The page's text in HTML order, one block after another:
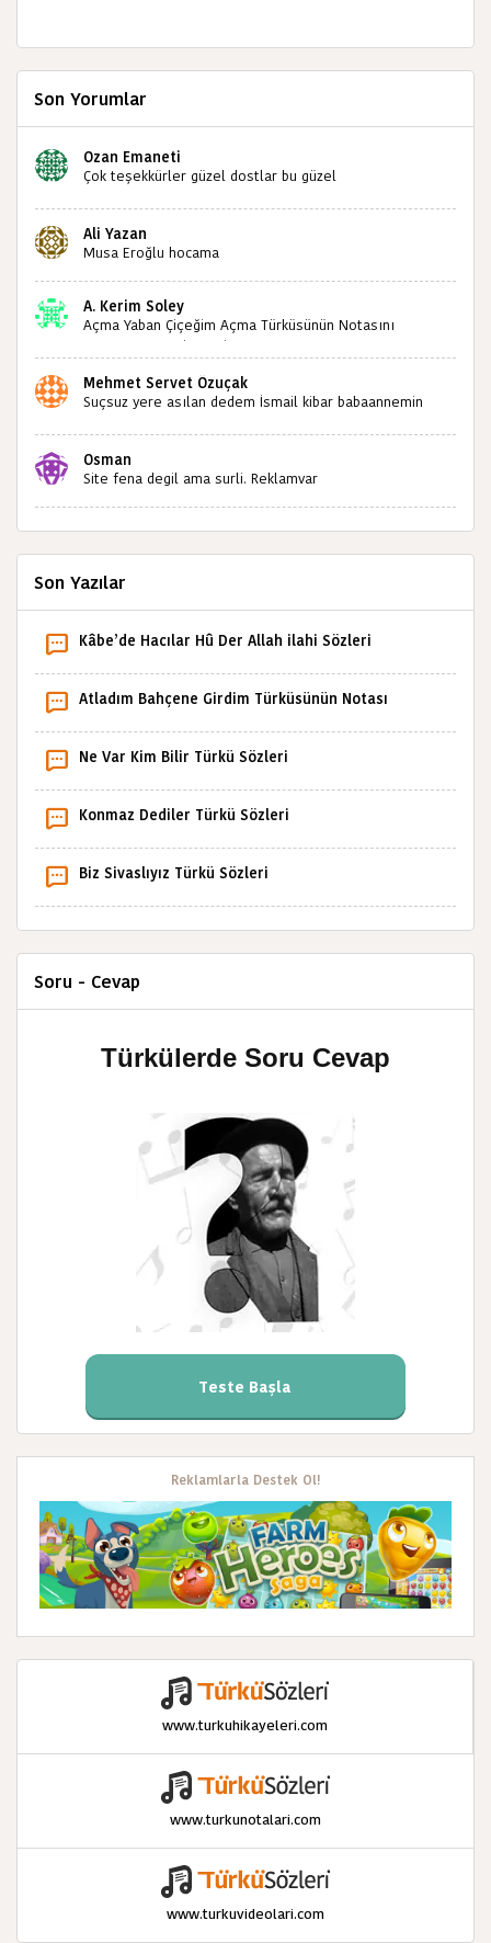
Son Yorumlar
Ozan Emaneti
Çok teşekkürler güzel dostlar bu güzel
sizlerin sayesinde türkülerimiz ölmeyecektir tekrar
teşekkürler saygılarımla
Ali Yazan
Musa Eroğlu hocama
A. Kerim Soley
Açma Yaban Çiçeğim Açma Türküsünün Notasını
Bulabilir miyiz ?İlginiz İçin Şimdiden Teşekkürler.
Mehmet Servet Özuçak
Suçsuz yere asılan dedem İsmail kibar babaannemin
Osman
Site fena degil ama surli. Reklamvar
Son Yazılar
Kâbe’de Hacılar Hû Der Allah ilahi Sözleri
Atladım Bahçene Girdim Türküsünün Notası
Ne Var Kim Bilir Türkü Sözleri
Konmaz Dediler Türkü Sözleri
Biz Sivaslıyız Türkü Sözleri
Soru - Cevap
Türkülerde Soru Cevap
Teste Başla
Reklamlarla Destek Ol!
www.turkuhikayeleri.com
www.turkunotalari.com
www.turkuvideolari.com